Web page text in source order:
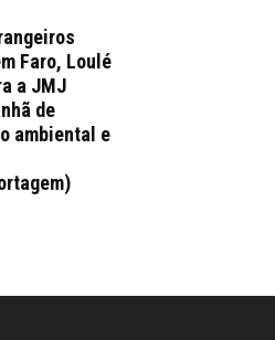
Faro, Loulé
a JMJ
de
ambiental e